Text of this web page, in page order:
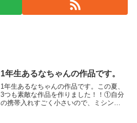
1年生あるなちゃんの作品です。
1年生あるなちゃんの作品です。この夏、
3つも素敵な作品を作りました！！①自分
の携帯入れすごく小さいので、ミシンを